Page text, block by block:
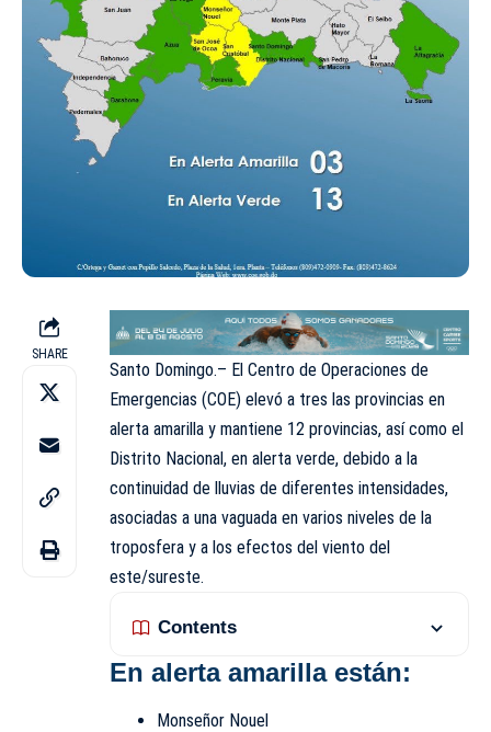
SHARE
Santo Domingo.– El Centro de Operaciones de
Emergencias (COE) elevó a tres las provincias en
alerta amarilla y mantiene 12 provincias, así como el
Distrito Nacional, en alerta verde, debido a la
continuidad de lluvias de diferentes intensidades,
asociadas a una vaguada en varios niveles de la
troposfera y a los efectos del viento del
este/sureste.
Contents
En alerta amarilla están:
Monseñor Nouel